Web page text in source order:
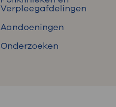
Verpleegafdelingen
Aandoeningen
Onderzoeken